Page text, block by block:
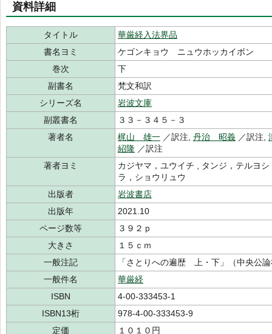
資料詳細
タイトル
華厳経入法界品
書名ヨミ
ケゴンキョウ ニュウホッカイボン
巻次
下
副書名
梵文和訳
シリーズ名
岩波文庫
副叢書名
３３－３４５－３
著者名
梶山 雄一 ／訳注, 丹治 昭義 ／訳注,
紹隆 ／訳注
著者ヨミ
カジヤマ，ユウイチ , タンジ，テルヨ
ラ，ショウリュウ
出版者
岩波書店
出版年
2021.10
ページ数等
３９２ｐ
大きさ
１５ｃｍ
一般注記
「さとりへの遍歴 上・下」（中央公
一般件名
華厳経
ISBN
4-00-333453-1
ISBN13桁
978-4-00-333453-9
定価
１０１０円